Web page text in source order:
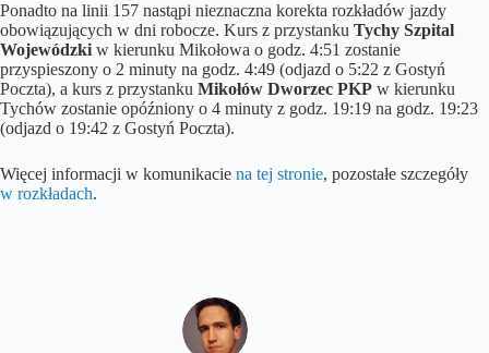
Ponadto na linii 157 nastąpi nieznaczna korekta rozkładów jazdy
obowiązujących w dni robocze. Kurs z przystanku Tychy Szpital
Wojewódzki w kierunku Mikołowa o godz. 4:51 zostanie
przyspieszony o 2 minuty na godz. 4:49 (odjazd o 5:22 z Gostyń
Poczta), a kurs z przystanku Mikołów Dworzec PKP w kierunku
Tychów zostanie opóźniony o 4 minuty z godz. 19:19 na godz. 19:23
(odjazd o 19:42 z Gostyń Poczta).
Więcej informacji w komunikacie na tej stronie, pozostałe szczegóły
w rozkładach.